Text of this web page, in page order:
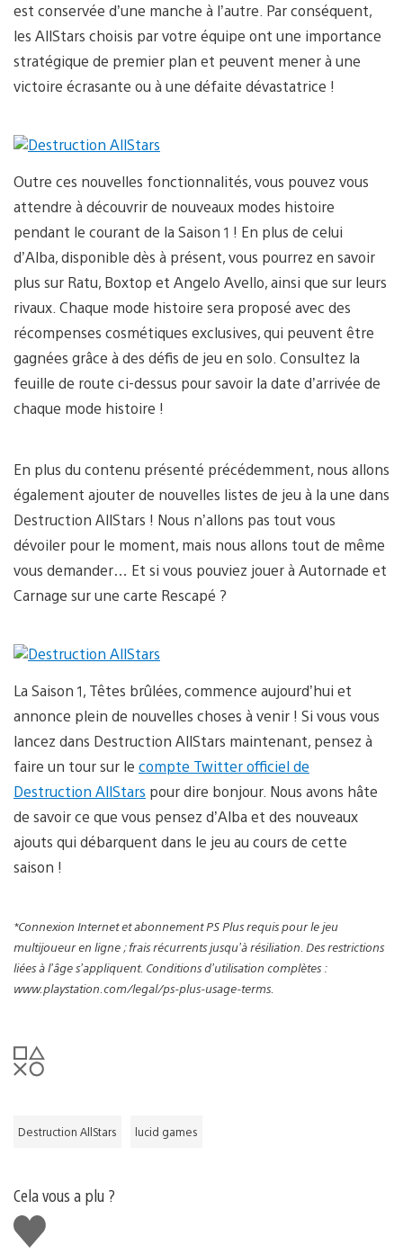
est conservée d’une manche à l’autre. Par conséquent,
les AllStars choisis par votre équipe ont une importance
stratégique de premier plan et peuvent mener à une
victoire écrasante ou à une défaite dévastatrice !
Outre ces nouvelles fonctionnalités, vous pouvez vous
attendre à découvrir de nouveaux modes histoire
pendant le courant de la Saison 1 ! En plus de celui
d’Alba, disponible dès à présent, vous pourrez en savoir
plus sur Ratu, Boxtop et Angelo Avello, ainsi que sur leurs
rivaux. Chaque mode histoire sera proposé avec des
récompenses cosmétiques exclusives, qui peuvent être
gagnées grâce à des défis de jeu en solo. Consultez la
feuille de route ci-dessus pour savoir la date d’arrivée de
chaque mode histoire !
En plus du contenu présenté précédemment, nous allons
également ajouter de nouvelles listes de jeu à la une dans
Destruction AllStars ! Nous n’allons pas tout vous
dévoiler pour le moment, mais nous allons tout de même
vous demander… Et si vous pouviez jouer à Autornade et
Carnage sur une carte Rescapé ?
La Saison 1, Têtes brûlées, commence aujourd’hui et
annonce plein de nouvelles choses à venir ! Si vous vous
lancez dans Destruction AllStars maintenant, pensez à
faire un tour sur le compte Twitter officiel de
Destruction AllStars pour dire bonjour. Nous avons hâte
de savoir ce que vous pensez d’Alba et des nouveaux
ajouts qui débarquent dans le jeu au cours de cette
saison !
*Connexion Internet et abonnement PS Plus requis pour le jeu
multijoueur en ligne ; frais récurrents jusqu’à résiliation. Des restrictions
liées à l’âge s’appliquent. Conditions d’utilisation complètes :
www.playstation.com/legal/ps-plus-usage-terms.
Destruction AllStars lucid games
Cela vous a plu ?
J'aime